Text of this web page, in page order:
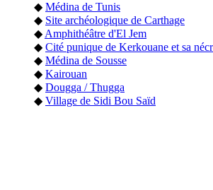
◆ Médina de Tunis
◆ Site archéologique de Carthage
◆ Amphithéâtre d'El Jem
◆ Cité punique de Kerkouane et sa
◆ Médina de Sousse
◆ Kairouan
◆ Dougga / Thugga
◆ Village de Sidi Bou Saïd